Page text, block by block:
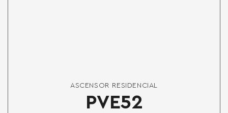
ASCENSOR RESIDENCIAL
PVE52